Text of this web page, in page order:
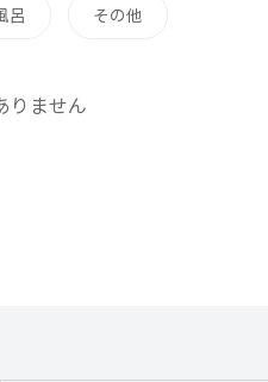
呂 その他
りません